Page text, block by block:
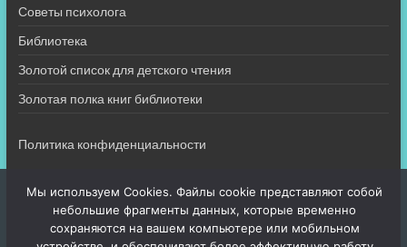
Советы психолога
Библиотека
Золотой список для детского чтения
Золотая полка книг библиотеки
Политика конфиденциальности
Мы используем Cookies. Файлы cookie представляют собой
небольшие фрагменты данных, которые временно
сохраняются на вашем компьютере или мобильном